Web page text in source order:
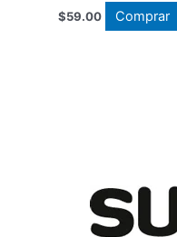
$59.00 Comprar